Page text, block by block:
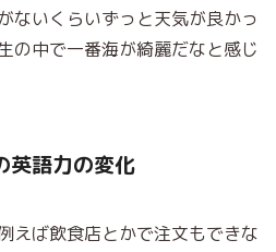
ないくらいずっと天気が良かっ
の中で一番海が綺麗だなと感じ
英語力の変化
えば飲食店とかで注文もできな